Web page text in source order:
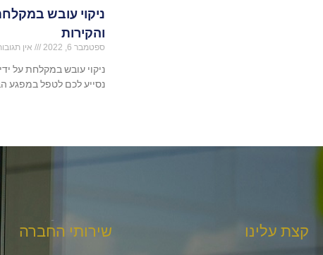
ניקוי עובש
והקירות
ספטמבר 6, 2022 אין
ניקוי עובש במקלחת על
נסייע לכם לטפל במפגע
קצת עלינו שירותי החברה